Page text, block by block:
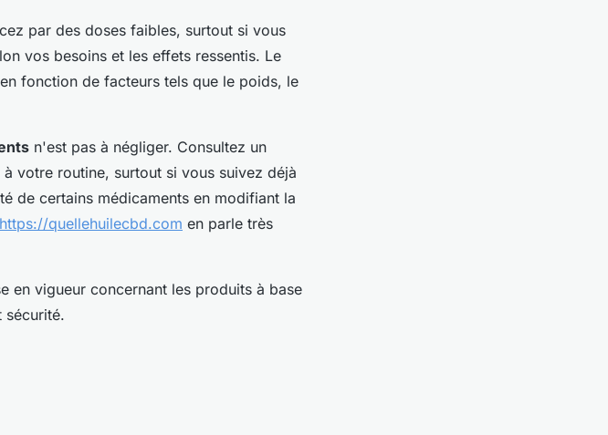
par des doses faibles, surtout si vous
vos besoins et les effets ressentis. Le
fonction de facteurs tels que le poids, le
n'est pas à négliger. Consultez un
votre routine, surtout si vous suivez déjà
de certains médicaments en modifiant la
https://quellehuilecbd.com en parle très
en vigueur concernant les produits à base
sécurité.